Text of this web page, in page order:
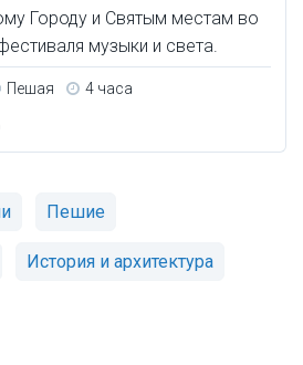
Городу и Святым местам во
музыки и света.
Пешая 4 часа
Пешие
История и архитектура